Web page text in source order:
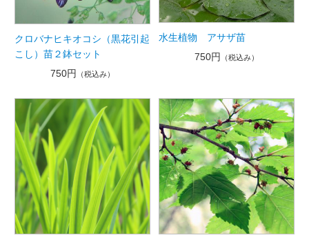
クロバナヒキオコシ（黒花引起
こし）苗２鉢セット
750円
（税込み）
水生植物 アサザ苗
750円
（税込み）